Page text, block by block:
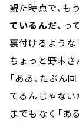
観た時点で、も
ているんだ、 っ
裏付けるような
ちょっと野木
「ああ、たぶん
てるんじゃない
までもなく「